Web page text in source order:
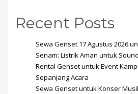
Recent Posts
Sewa Genset 17 Agustus 2026
Senam: Listrik Aman untuk
Rental Genset untuk Event
Sepanjang Acara
Sewa Genset untuk Konser